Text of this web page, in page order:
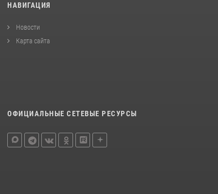
НАВИГАЦИЯ
Новости
Карта сайта
ОФИЦИАЛЬНЫЕ СЕТЕВЫЕ РЕСУРСЫ